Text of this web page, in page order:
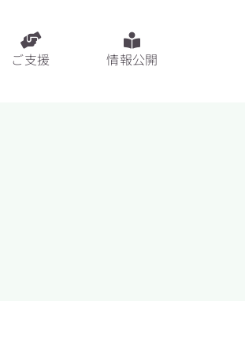
ご支援 情報公開